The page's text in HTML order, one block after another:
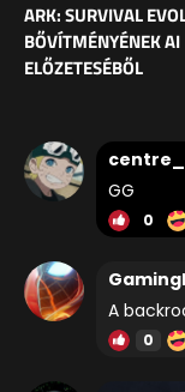
ARK: SURVIVAL
BŐVÍTMÉNYÉNEK AI
ELŐZETESÉBŐL
GG
0
A
0